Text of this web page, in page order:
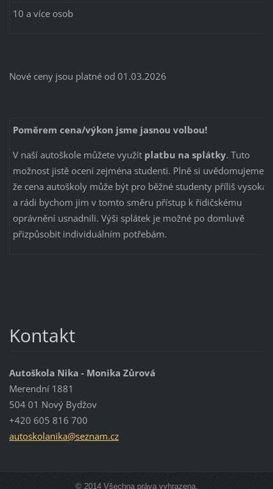
10 a více osob
Nové ceny jsou platné od 01.03.2026
Poměrem cena/výkon jsme jasnou volbou!
V naší autoškole můžete využít platbu na splátky. Tuto
možnost jistě ocení zejména studenti. Plně si uvědomujeme,
že cena autoškoly může být pro běžné studenty příliš vysoká
a rádi bychom jim v tomto směru přístup k řidičskému
oprávnění usnadnili. Výši splátek je možné po domluvě
přizpůsobit individuálním potřebám.
Kontakt
Autoškola Nika - Monika Zůrová
Merendní 1881
504 01 Nový Bydžov
+420 605 816 700
autoskolanika@seznam.cz
© 2014 Všechna práva vyhrazena.